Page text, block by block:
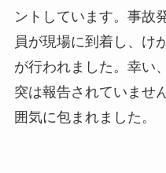
ントしています。事故
員が現場に到着し、け
が行われました。幸い
突は報告されていませ
囲気に包まれました。